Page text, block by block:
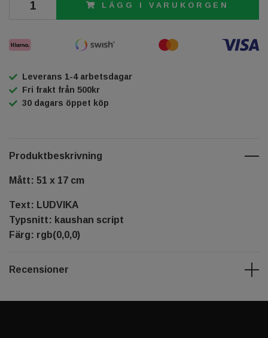
LÄGG I VARUKORGEN
Leverans 1-4 arbetsdagar
Fri frakt från 500kr
30 dagars öppet köp
Produktbeskrivning
Mått: 51 x 17 cm
Text: LUDVIKA
Typsnitt: kaushan script
Färg: rgb(0,0,0)
Recensioner